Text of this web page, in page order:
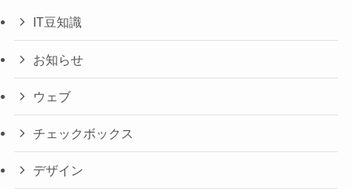
IT豆知識
お知らせ
ウェブ
チェックボックス
デザイン